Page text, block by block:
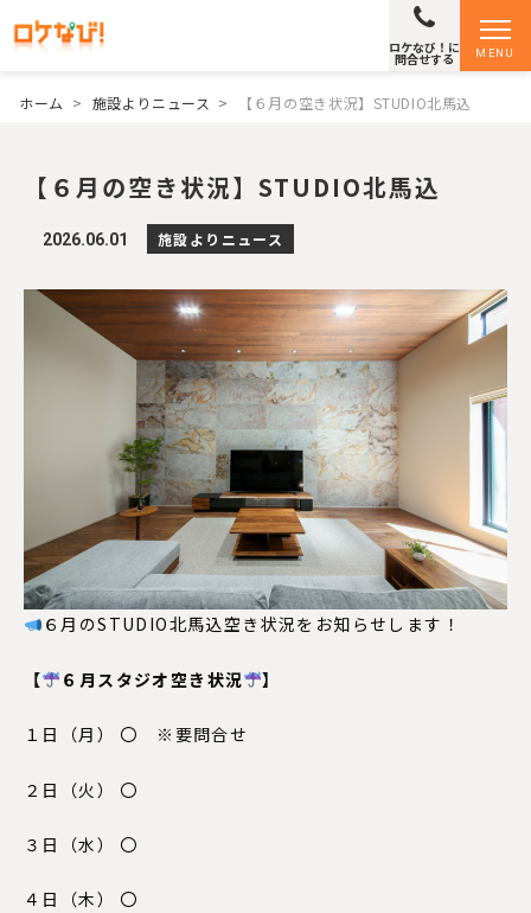
MENU
ロケなび！に
問合せする
ホーム > 施設よりニュース > 【６月の空き状況】STUDIO北馬込
【６月の空き状況】STUDIO北馬込
2026.06.01 施設よりニュース
６月のSTUDIO北馬込空き状況をお知らせします！
【 ６月スタジオ空き状況 】
１日（月） 〇 ※要問合せ
２日（火） 〇
３日（水） 〇
４日（木） 〇